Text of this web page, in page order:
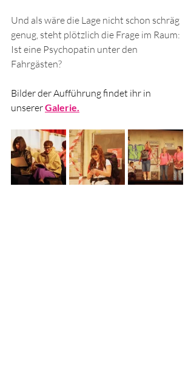
Und als wäre die Lage nicht schon schräg
genug, steht plötzlich die Frage im Raum:
Ist eine Psychopatin unter den
Fahrgästen?
Bilder der Aufführung findet ihr in
unserer Galerie.